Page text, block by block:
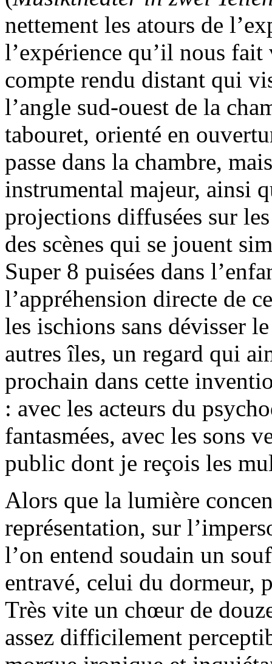
nettement les atours de
l’expérience qu’il nous
compte rendu distant qui
l’angle sud-ouest de la
tabouret, orienté en
passe dans la chambre,
instrumental majeur, ainsi
projections diffusées sur
des scènes qui se jouent
Super 8 puisées dans
l’appréhension directe de
les ischions sans dévisser
autres îles, un regard qui
prochain dans cette
: avec les acteurs du
fantasmées, avec les sons
public dont je reçois les
Alors que la lumière
représentation, sur
l’on entend soudain un
entravé, celui du dormeur,
Très vite un chœur de
assez difficilement